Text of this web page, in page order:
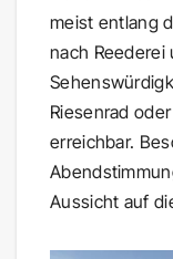
meist entlang
nach Reederei
Riesenrad
erreichbar.
Aussicht auf